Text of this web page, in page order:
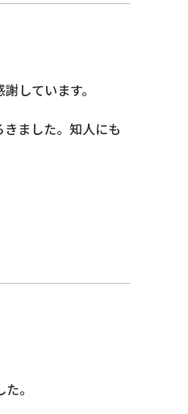
しています。
ました。知人にも
。